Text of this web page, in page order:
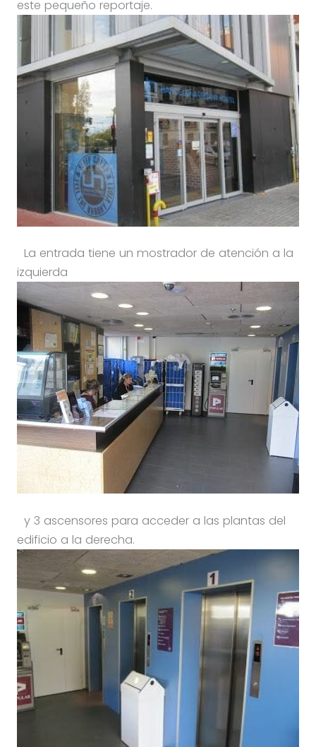
este pequeño reportaje.
La entrada tiene un mostrador de atención a la
izquierda
y 3 ascensores para acceder a las plantas del
edificio a la derecha.